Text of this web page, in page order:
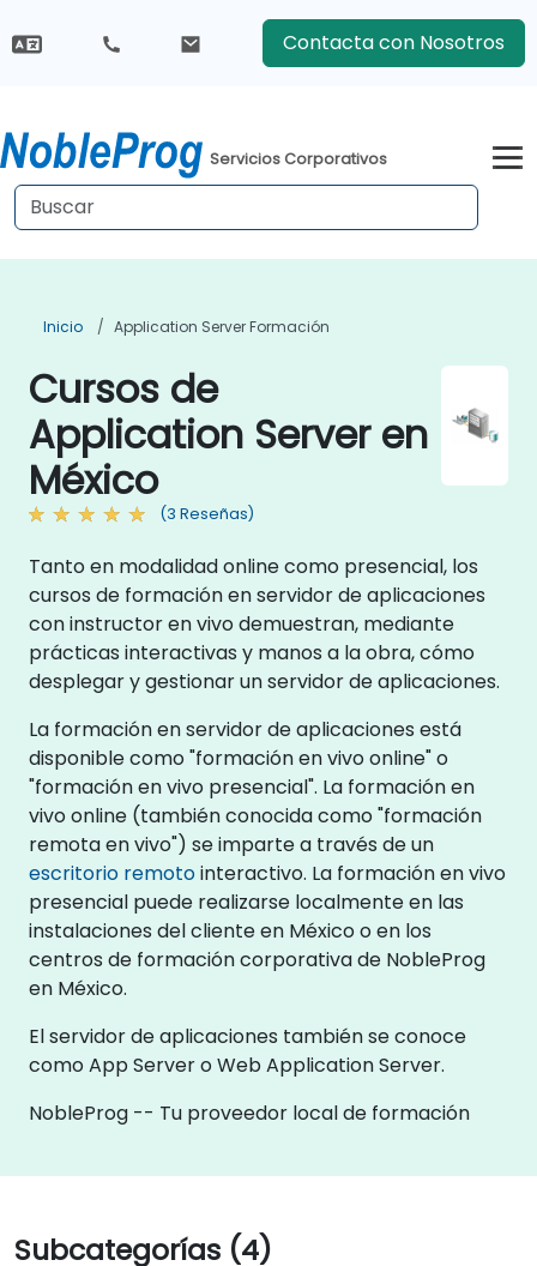
Contacta con Nosotros
Servicios Corporativos
Inicio Application Server Formación
Cursos de
Application Server en
México
(3 Reseñas)
Tanto en modalidad online como presencial, los
cursos de formación en servidor de aplicaciones
con instructor en vivo demuestran, mediante
prácticas interactivas y manos a la obra, cómo
desplegar y gestionar un servidor de aplicaciones.
La formación en servidor de aplicaciones está
disponible como "formación en vivo online" o
"formación en vivo presencial". La formación en
vivo online (también conocida como "formación
remota en vivo") se imparte a través de un
escritorio remotointeractivo. La formación en vivo
presencial puede realizarse localmente en las
instalaciones del cliente en México o en los
centros de formación corporativa de NobleProg
en México.
El servidor de aplicaciones también se conoce
como App Server o Web Application Server.
NobleProg -- Tu proveedor local de formación
Subcategorías (4)